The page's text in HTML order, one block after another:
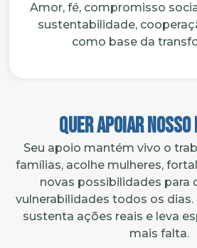
Amor, fé, compromisso
sustentabilidade,
como base da
Quer apoiar
Seu apoio mantém vivo o
famílias, acolhe mulheres,
novas possibilidades para
vulnerabilidades todos os
sustenta ações reais e leva
mais falta.